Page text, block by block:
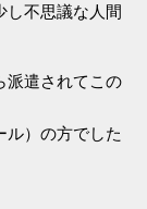
し不思議な人間
遣されてこの
ル）の方でした